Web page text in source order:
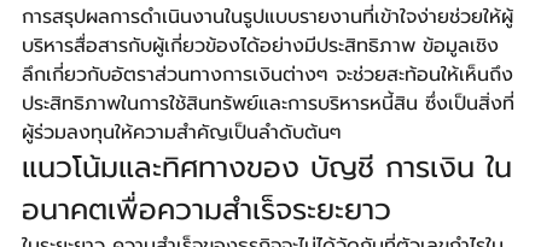
การสรุปผลการดำเนินงานในรูปแบบรายงานที่เข้าใจง่ายช่วยให้ผู้
บริหารสื่อสารกับผู้เกี่ยวข้องได้อย่างมีประสิทธิภาพ ข้อมูลเชิง
ลึกเกี่ยวกับอัตราส่วนทางการเงินต่างๆ จะช่วยสะท้อนให้เห็นถึง
ประสิทธิภาพในการใช้สินทรัพย์และการบริหารหนี้สิน ซึ่งเป็นสิ่งที่
ผู้ร่วมลงทุนให้ความสำคัญเป็นลำดับต้นๆ
แนวโน้มและทิศทางของ บัญชี การเงิน ใน
อนาคตเพื่อความสำเร็จระยะยาว